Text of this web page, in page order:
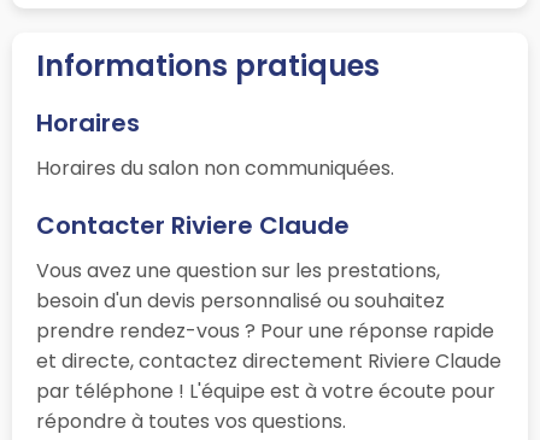
Informations pratiques
Horaires
Horaires du salon non communiquées.
Contacter Riviere Claude
Vous avez une question sur les prestations,
besoin d'un devis personnalisé ou souhaitez
prendre rendez-vous ? Pour une réponse rapide
et directe, contactez directement Riviere Claude
par téléphone ! L'équipe est à votre écoute pour
répondre à toutes vos questions.